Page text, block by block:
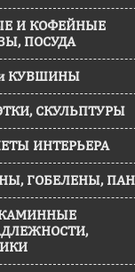
И КОФЕЙНЫЕ
ПОСУДА
КУВШИНЫ
СКУЛЬПТУРЫ
ИНТЕРЬЕРА
ГОБЕЛЕНЫ,